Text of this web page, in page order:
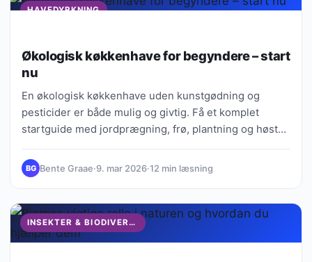
HAVEDYRKNING
Økologisk køkkenhave for begyndere – start
nu
En økologisk køkkenhave uden kunstgødning og
pesticider er både mulig og givtig. Få et komplet
startguide med jordprægning, frø, plantning og høst
BG Bente Graae·9. mar 2026·12 min læsning
INSEKTER & BIODIVERSITET